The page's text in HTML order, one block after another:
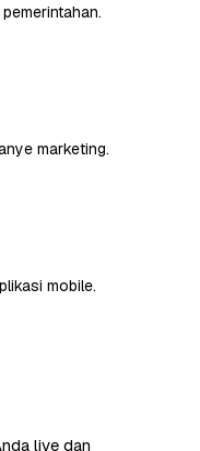
marketing.
mobile.
live dan